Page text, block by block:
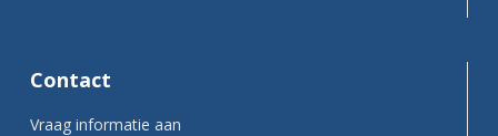
Contact
Vraag informatie aan